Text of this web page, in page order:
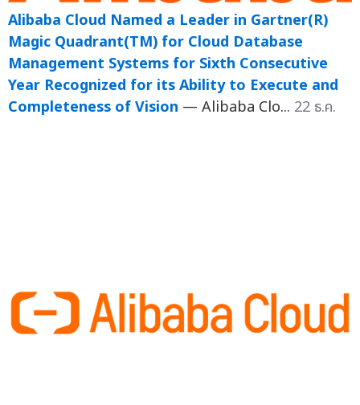
Alibaba Cloud Named a Leader in Gartner(R)
Magic Quadrant(TM) for Cloud Database
Management Systems for Sixth Consecutive
Year Recognized for its Ability to Execute and
Completeness of Vision — Alibaba Clo... 22 ธ.ค.